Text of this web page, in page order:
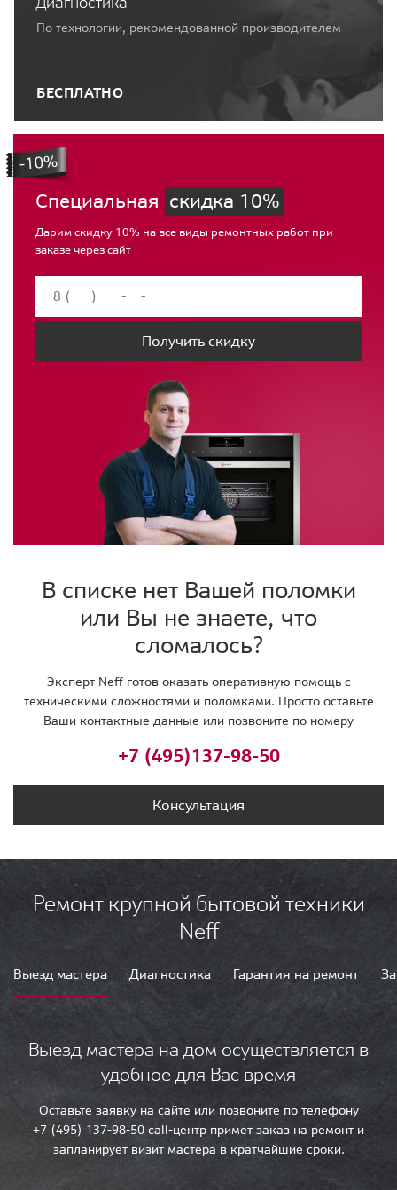
По технологии, рекомендованной производителем
БЕСПЛАТНО
Специальная скидка 10%
Дарим скидку 10% на все виды ремонтных работ при
заказе через сайт
Получить скидку
В списке нет Вашей поломки
или Вы не знаете, что
сломалось?
Эксперт Neff готов оказать оперативную помощь с
техническими сложностями и поломками. Просто оставьте
Ваши контактные данные или позвоните по номеру
+7 (495)137-98-50
Консультация
Ремонт крупной бытовой техники
Neff
Выезд мастера Диагностика Гарантия на ремонт
Выезд мастера на дом осуществляется в
удобное для Вас время
Оставьте заявку на сайте или позвоните по телефону
+7 (495) 137-98-50 call-центр примет заказ на ремонт и
запланирует визит мастера в кратчайшие сроки.